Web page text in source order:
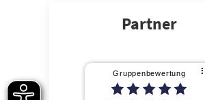
Partner